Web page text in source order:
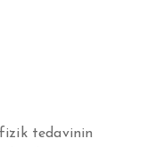
tedavinin